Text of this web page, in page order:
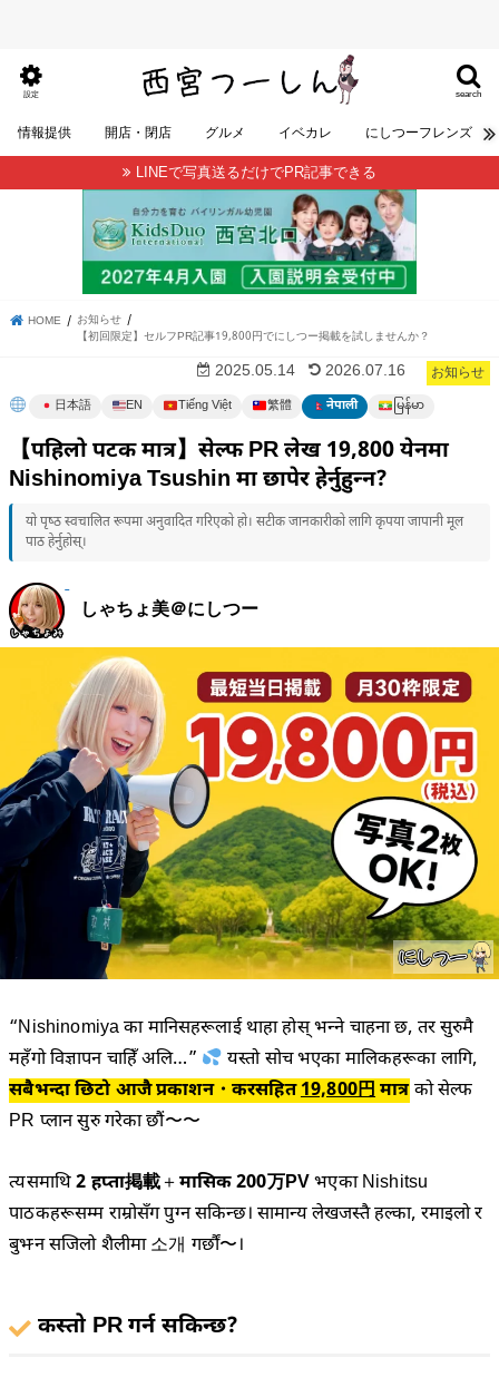
search
設定
情報提供 開店・閉店 グルメ イベカレ にしつーフレンズ
LINEで写真送るだけでPR記事できる
HOME
お知らせ
【初回限定】セルフPR記事19,800円でにしつー掲載を試しませんか？
お知らせ
2025.05.14 2026.07.16
日本語 EN Tiếng Việt 繁體 नेपाली မြန်မာ
【पहिलो पटक मात्र】सेल्फ PR लेख 19,800 येनमा
Nishinomiya Tsushin मा छापेर हेर्नुहुन्न?
यो पृष्ठ स्वचालित रूपमा अनुवादित गरिएको हो। सटीक जानकारीको लागि कृपया जापानी मूल
पाठ हेर्नुहोस्।
しゃちょ美＠にしつー
“Nishinomiya का मानिसहरूलाई थाहा होस् भन्ने चाहना छ, तर सुरुमै
महँगो विज्ञापन चाहिँ अलि…”
यस्तो सोच भएका मालिकहरूका लागि,
सबैभन्दा छिटो आजै प्रकाशन・करसहित19,800円मात्रको सेल्फ
PR प्लान सुरु गरेका छौं〜〜
त्यसमाथि2 हप्ता掲載＋मासिक 200万PVभएका Nishitsu
पाठकहरूसम्म राम्रोसँग पुग्न सकिन्छ। सामान्य लेखजस्तै हल्का, रमाइलो र
बुझ्न सजिलो शैलीमा 소개 गर्छौं〜।
कस्तो PR गर्न सकिन्छ?